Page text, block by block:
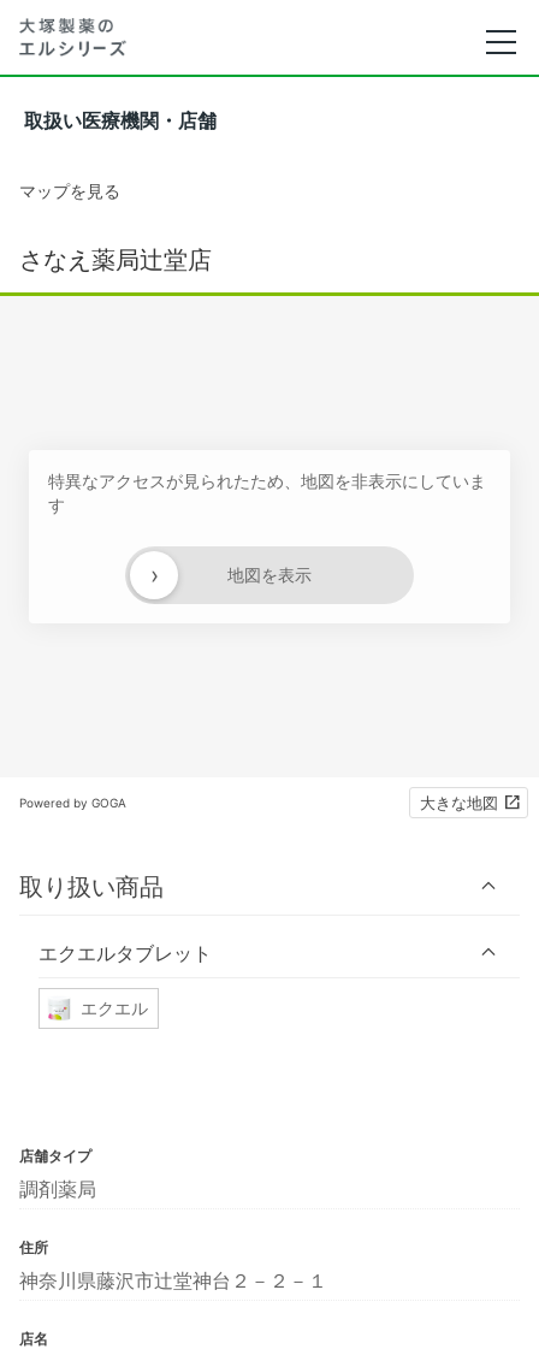
取扱い医療機関・店舗
マップを見る
さなえ薬局辻堂店
特異なアクセスが見られたため、地図を非表示にしていま
す
地図を表示
›
Powered by GOGA 大きな地図
取り扱い商品
エクエルタブレット
エクエル
店舗タイプ
調剤薬局
住所
神奈川県藤沢市辻堂神台２－２－１
店名